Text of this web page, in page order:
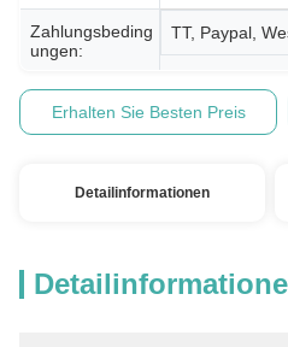
Zahlungsbeding
Ungen:
TT, Paypal,
Erhalten Sie Besten Preis
Detailinformationen